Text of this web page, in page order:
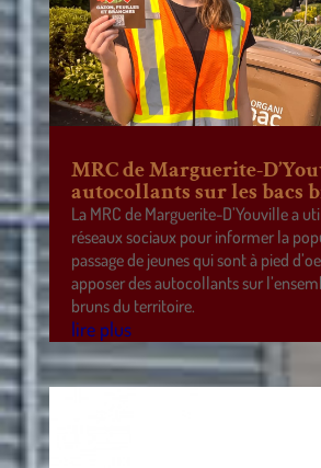
MRC de Marguerite-
autocollants sur les bacs
La MRC de Marguerite-D’Youville a
réseaux sociaux pour informer la
passage de jeunes qui sont à pied
apposer des autocollants sur
bruns du territoire.
lire plus